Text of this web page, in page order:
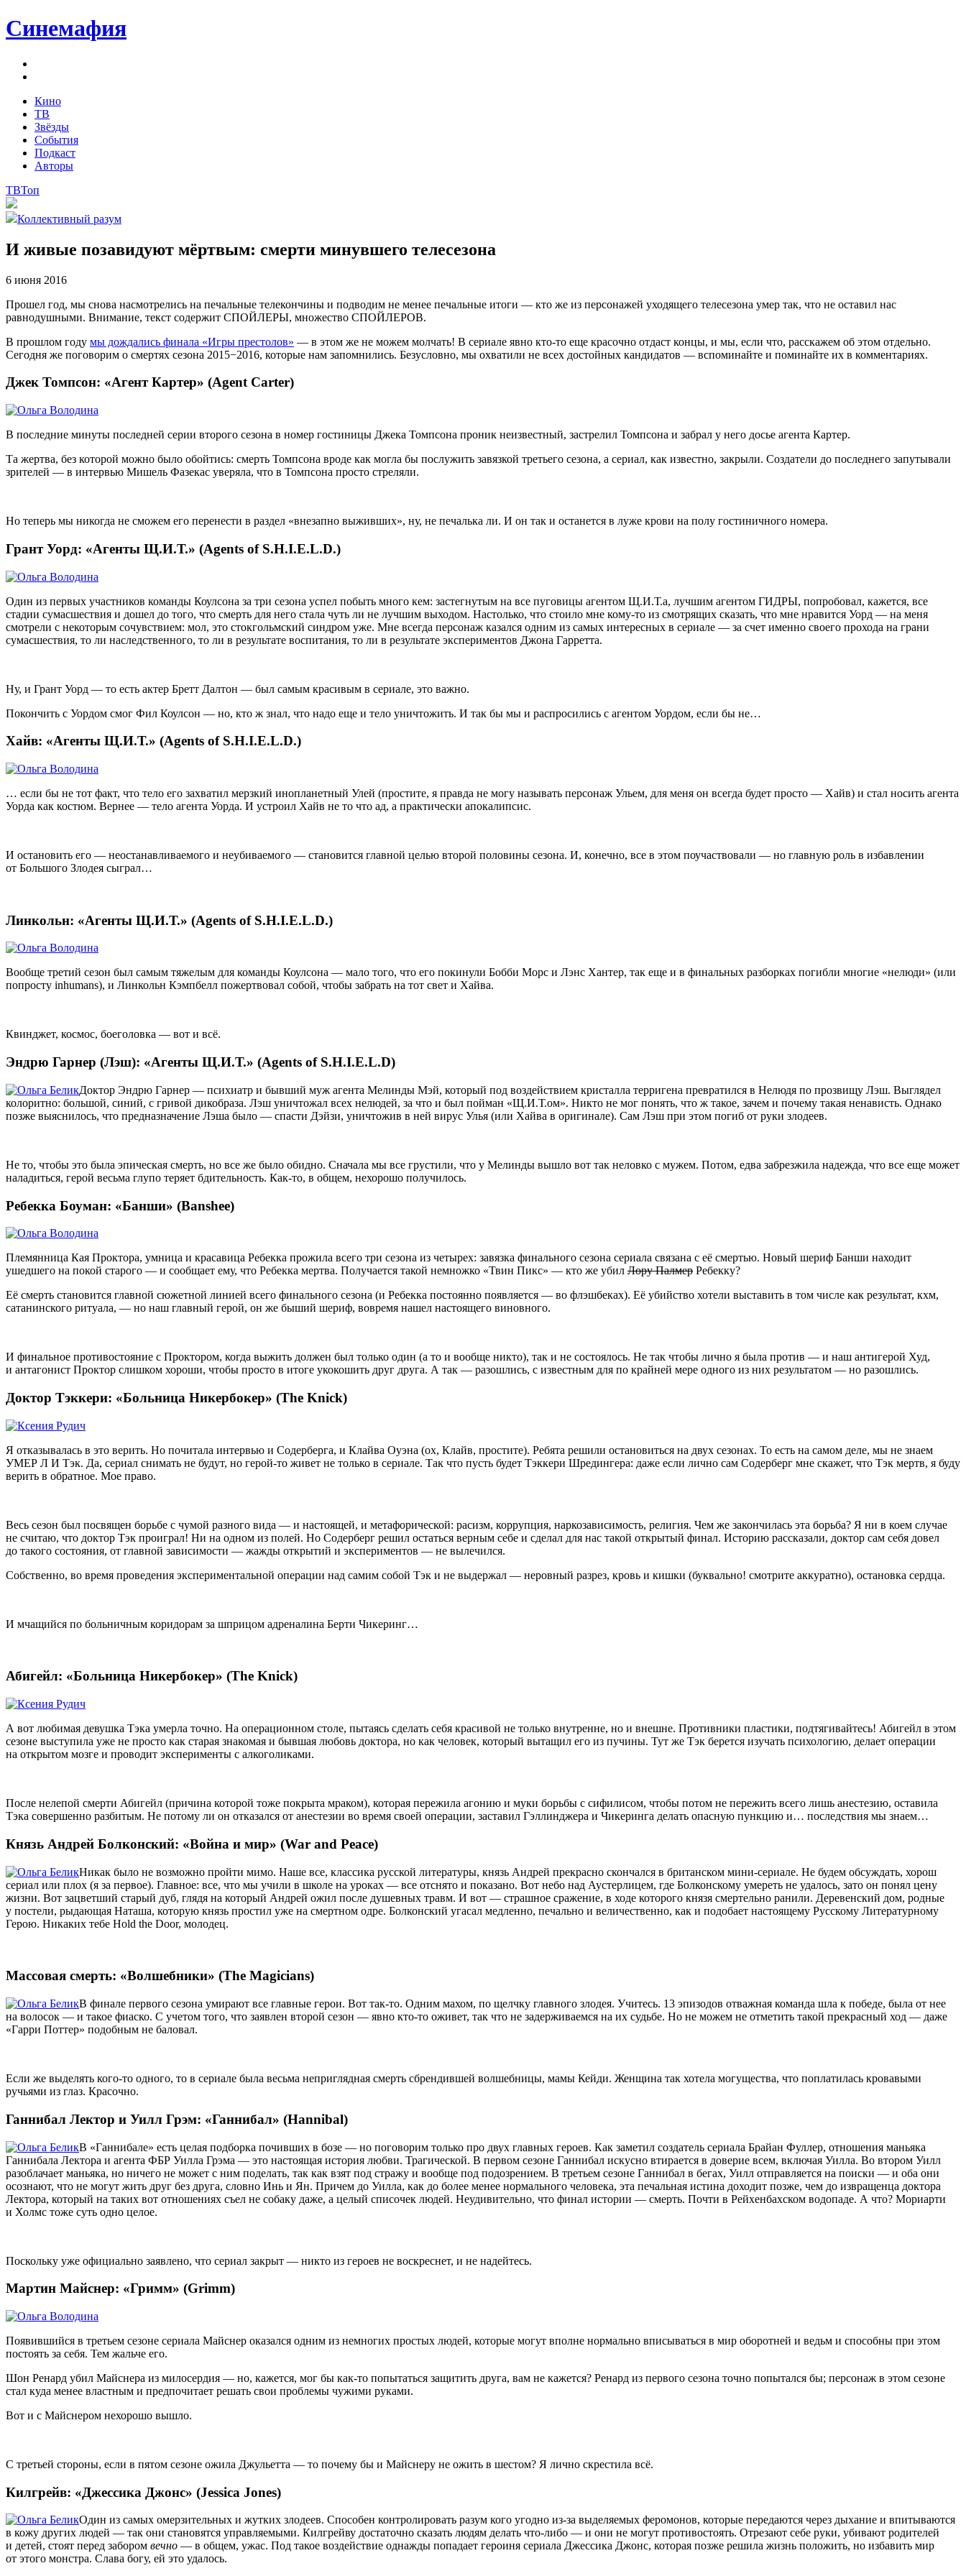
Синемафия
Кино
ТВ
Звёзды
События
Подкаст
Авторы
ТВТоп
Коллективный разум
И живые позавидуют мёртвым: смерти минувшего телесезона
6 июня 2016
Прошел год, мы снова насмотрелись на печальные телекончины и подводим не менее печальные итоги — кто же из персонажей уходящего телесезона умер так, что не оставил нас
равнодушными. Внимание, текст содержит СПОЙЛЕРЫ, множество СПОЙЛЕРОВ.
В прошлом году мы дождались финала «Игры престолов» — в этом же не можем молчать! В сериале явно кто-то еще красочно отдаст концы, и мы, если что, расскажем об этом отдельно.
Сегодня же поговорим о смертях сезона 2015−2016, которые нам запомнились. Безусловно, мы охватили не всех достойных кандидатов — вспоминайте и поминайте их в комментариях.
Джек Томпсон: «Агент Картер» (Agent Carter)
В последние минуты последней серии второго сезона в номер гостиницы Джека Томпсона проник неизвестный, застрелил Томпсона и забрал у него досье агента Картер.
Та жертва, без которой можно было обойтись: смерть Томпсона вроде как могла бы послужить завязкой третьего сезона, а сериал, как известно, закрыли. Создатели до последнего запутывали
зрителей — в интервью Мишель Фазекас уверяла, что в Томпсона просто стреляли.
Но теперь мы никогда не сможем его перенести в раздел «внезапно выживших», ну, не печалька ли. И он так и останется в луже крови на полу гостиничного номера.
Грант Уорд: «Агенты Щ.И.Т.» (Agents of S.H.I.E.L.D.)
Один из первых участников команды Коулсона за три сезона успел побыть много кем: застегнутым на все пуговицы агентом Щ.И.Т.а, лучшим агентом ГИДРЫ, попробовал, кажется, все
стадии сумасшествия и дошел до того, что смерть для него стала чуть ли не лучшим выходом. Настолько, что стоило мне кому-то из смотрящих сказать, что мне нравится Уорд — на меня
смотрели с некоторым сочувствием: мол, это стокгольмский синдром уже. Мне всегда персонаж казался одним из самых интересных в сериале — за счет именно своего прохода на грани
сумасшествия, то ли наследственного, то ли в результате воспитания, то ли в результате экспериментов Джона Гарретта.
Ну, и Грант Уорд — то есть актер Бретт Далтон — был самым красивым в сериале, это важно.
Покончить с Уордом смог Фил Коулсон — но, кто ж знал, что надо еще и тело уничтожить. И так бы мы и распросились с агентом Уордом, если бы не…
Хайв: «Агенты Щ.И.Т.» (Agents of S.H.I.E.L.D.)
… если бы не тот факт, что тело его захватил мерзкий инопланетный Улей (простите, я правда не могу называть персонаж Ульем, для меня он всегда будет просто — Хайв) и стал носить агента
Уорда как костюм. Вернее — тело агента Уорда. И устроил Хайв не то что ад, а практически апокалипсис.
И остановить его — неостанавливаемого и неубиваемого — становится главной целью второй половины сезона. И, конечно, все в этом поучаствовали — но главную роль в избавлении
от Большого Злодея сыграл…
Линкольн: «Агенты Щ.И.Т.» (Agents of S.H.I.E.L.D.)
Вообще третий сезон был самым тяжелым для команды Коулсона — мало того, что его покинули Бобби Морс и Лэнс Хантер, так еще и в финальных разборках погибли многие «нелюди» (или
попросту inhumans), и Линкольн Кэмпбелл пожертвовал собой, чтобы забрать на тот свет и Хайва.
Квинджет, космос, боеголовка — вот и всё.
Эндрю Гарнер (Лэш): «Агенты Щ.И.Т.» (Agents of S.H.I.E.L.D)
Доктор Эндрю Гарнер — психиатр и бывший муж агента Мелинды Мэй, который под воздействием кристалла терригена превратился в Нелюдя по прозвищу Лэш. Выглядел
колоритно: большой, синий, с гривой дикобраза. Лэш уничтожал всех нелюдей, за что и был пойман «Щ.И.Т.ом». Никто не мог понять, что ж такое, зачем и почему такая ненависть. Однако
позже выяснилось, что предназначение Лэша было — спасти Дэйзи, уничтожив в ней вирус Улья (или Хайва в оригинале). Сам Лэш при этом погиб от руки злодеев.
Не то, чтобы это была эпическая смерть, но все же было обидно. Сначала мы все грустили, что у Мелинды вышло вот так неловко с мужем. Потом, едва забрезжила надежда, что все еще может
наладиться, герой весьма глупо теряет бдительность. Как-то, в общем, нехорошо получилось.
Ребекка Боуман: «Банши» (Banshee)
Племянница Кая Проктора, умница и красавица Ребекка прожила всего три сезона из четырех: завязка финального сезона сериала связана с её смертью. Новый шериф Банши находит
ушедшего на покой старого — и сообщает ему, что Ребекка мертва. Получается такой немножко «Твин Пикс» — кто же убил Лору Палмер Ребекку?
Её смерть становится главной сюжетной линией всего финального сезона (и Ребекка постоянно появляется — во флэшбеках). Её убийство хотели выставить в том числе как результат, кхм,
сатанинского ритуала, — но наш главный герой, он же быший шериф, вовремя нашел настоящего виновного.
И финальное противостояние с Проктором, когда выжить должен был только один (а то и вообще никто), так и не состоялось. Не так чтобы лично я была против — и наш антигерой Худ,
и антагонист Проктор слишком хороши, чтобы просто в итоге укокошить друг друга. А так — разошлись, с известным для по крайней мере одного из них результатом — но разошлись.
Доктор Тэккери: «Больница Никербокер» (The Knick)
Я отказывалась в это верить. Но почитала интервью и Содерберга, и Клайва Оуэна (ох, Клайв, простите). Ребята решили остановиться на двух сезонах. То есть на самом деле, мы не знаем
УМЕР Л И Тэк. Да, сериал снимать не будут, но герой-то живет не только в сериале. Так что пусть будет Тэккери Шредингера: даже если лично сам Содерберг мне скажет, что Тэк мертв, я буду
верить в обратное. Мое право.
Весь сезон был посвящен борьбе с чумой разного вида — и настоящей, и метафорической: расизм, коррупция, наркозависимость, религия. Чем же закончилась эта борьба? Я ни в коем случае
не считаю, что доктор Тэк проиграл! Ни на одном из полей. Но Содерберг решил остаться верным себе и сделал для нас такой открытый финал. Историю рассказали, доктор сам себя довел
до такого состояния, от главной зависимости — жажды открытий и экспериментов — не вылечился.
Собственно, во время проведения экспериментальной операции над самим собой Тэк и не выдержал — неровный разрез, кровь и кишки (буквально! смотрите аккуратно), остановка сердца.
И мчащийся по больничным коридорам за шприцом адреналина Берти Чикеринг…
Абигейл: «Больница Никербокер» (The Knick)
А вот любимая девушка Тэка умерла точно. На операционном столе, пытаясь сделать себя красивой не только внутренне, но и внешне. Противники пластики, подтягивайтесь! Абигейл в этом
сезоне выступила уже не просто как старая знакомая и бывшая любовь доктора, но как человек, который вытащил его из пучины. Тут же Тэк берется изучать психологию, делает операции
на открытом мозге и проводит эксперименты с алкоголиками.
После нелепой смерти Абигейл (причина которой тоже покрыта мраком), которая пережила агонию и муки борьбы с сифилисом, чтобы потом не пережить всего лишь анестезию, оставила
Тэка совершенно разбитым. Не потому ли он отказался от анестезии во время своей операции, заставил Гэллинджера и Чикеринга делать опасную пункцию и… последствия мы знаем…
Князь Андрей Болконский: «Война и мир» (War and Peace)
Никак было не возможно пройти мимо. Наше все, классика русской литературы, князь Андрей прекрасно скончался в британском мини-сериале. Не будем обсуждать, хорош
сериал или плох (я за первое). Главное: все, что мы учили в школе на уроках — все отснято и показано. Вот небо над Аустерлицем, где Болконскому умереть не удалось, зато он понял цену
жизни. Вот зацветший старый дуб, глядя на который Андрей ожил после душевных травм. И вот — страшное сражение, в ходе которого князя смертельно ранили. Деревенский дом, родные
у постели, рыдающая Наташа, которую князь простил уже на смертном одре. Болконский угасал медленно, печально и величественно, как и подобает настоящему Русскому Литературному
Герою. Никаких тебе Hold the Door, молодец.
Массовая смерть: «Волшебники» (The Magicians)
В финале первого сезона умирают все главные герои. Вот так-то. Одним махом, по щелчку главного злодея. Учитесь. 13 эпизодов отважная команда шла к победе, была от нее
на волосок — и такое фиаско. С учетом того, что заявлен второй сезон — явно кто-то оживет, так что не задерживаемся на их судьбе. Но не можем не отметить такой прекрасный ход — даже
«Гарри Поттер» подобным не баловал.
Если же выделять кого-то одного, то в сериале была весьма неприглядная смерть сбрендившей волшебницы, мамы Кейди. Женщина так хотела могущества, что поплатилась кровавыми
ручьями из глаз. Красочно.
Ганнибал Лектор и Уилл Грэм: «Ганнибал» (Hannibal)
В «Ганнибале» есть целая подборка почивших в бозе — но поговорим только про двух главных героев. Как заметил создатель сериала Брайан Фуллер, отношения маньяка
Ганнибала Лектора и агента ФБР Уилла Грэма — это настоящая история любви. Трагической. В первом сезоне Ганнибал искусно втирается в доверие всем, включая Уилла. Во втором Уилл
разоблачает маньяка, но ничего не может с ним поделать, так как взят под стражу и вообще под подозрением. В третьем сезоне Ганнибал в бегах, Уилл отправляется на поиски — и оба они
осознают, что не могут жить друг без друга, словно Инь и Ян. Причем до Уилла, как до более менее нормального человека, эта печальная истина доходит позже, чем до извращенца доктора
Лектора, который на таких вот отношениях съел не собаку даже, а целый списочек людей. Неудивительно, что финал истории — смерть. Почти в Рейхенбахском водопаде. А что? Мориарти
и Холмс тоже суть одно целое.
Поскольку уже официально заявлено, что сериал закрыт — никто из героев не воскреснет, и не надейтесь.
Мартин Майснер: «Гримм» (Grimm)
Появившийся в третьем сезоне сериала Майснер оказался одним из немногих простых людей, которые могут вполне нормально вписываться в мир оборотней и ведьм и способны при этом
постоять за себя. Тем жальче его.
Шон Ренард убил Майснера из милосердия — но, кажется, мог бы как-то попытаться защитить друга, вам не кажется? Ренард из первого сезона точно попытался бы; персонаж в этом сезоне
стал куда менее властным и предпочитает решать свои проблемы чужими руками.
Вот и с Майснером нехорошо вышло.
С третьей стороны, если в пятом сезоне ожила Джульетта — то почему бы и Майснеру не ожить в шестом? Я лично скрестила всё.
Килгрейв: «Джессика Джонс» (Jessica Jones)
Один из самых омерзительных и жутких злодеев. Способен контролировать разум кого угодно из-за выделяемых феромонов, которые передаются через дыхание и впитываются
в кожу других людей — так они становятся управляемыми. Килгрейву достаточно сказать людям делать что-либо — и они не могут противостоять. Отрезают себе руки, убивают родителей
и детей, стоят перед забором вечно — в общем, ужас. Под такое воздействие однажды попадает героиня сериала Джессика Джонс, которая позже решила жизнь положить, но избавить мир
от этого монстра. Слава богу, ей это удалось.